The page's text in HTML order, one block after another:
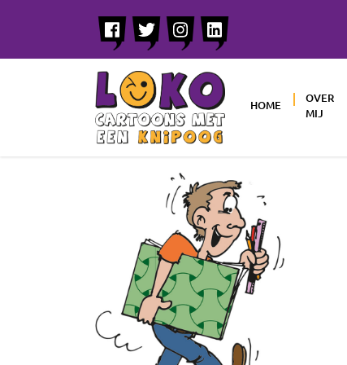
HOME
OVER
MIJ